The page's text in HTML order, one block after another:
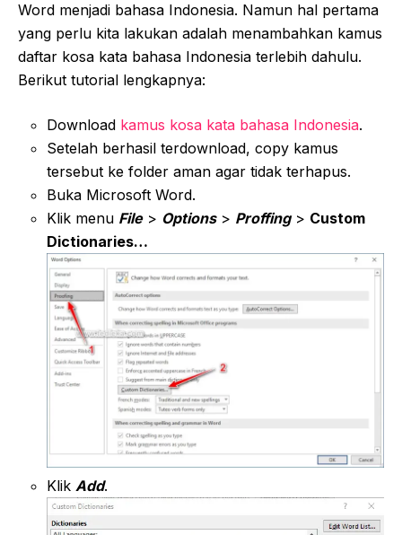
Word menjadi bahasa Indonesia. Namun hal pertama
yang perlu kita lakukan adalah menambahkan kamus
daftar kosa kata bahasa Indonesia terlebih dahulu.
Berikut tutorial lengkapnya:
Download kamus kosa kata bahasa Indonesia.
Setelah berhasil terdownload, copy kamus
tersebut ke folder aman agar tidak terhapus.
Buka Microsoft Word.
Klik menu File> Options> Proffing> Custom
Dictionaries…
Klik Add.